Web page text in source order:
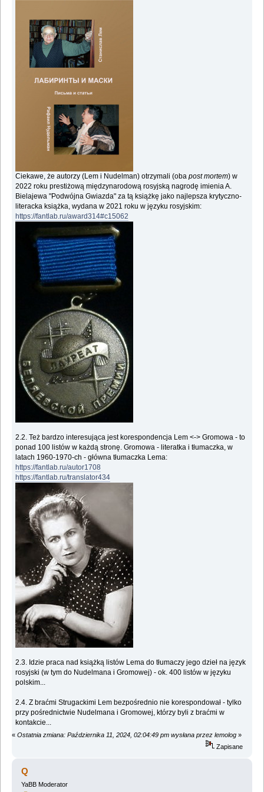
Ciekawe, że autorzy (Lem i Nudelman) otrzymali (obapost mortem) w
2022 roku prestiżową międzynarodową rosyjską nagrodę imienia A.
Bielajewa "Podwójna Gwiazda" za tą książkę jako najlepsza krytyczno-
literacka książka, wydana w 2021 roku w języku rosyjskim:
https://fantlab.ru/award314#c15062
2.2. Też bardzo interesująca jest korespondencja Lem <-> Gromowa - to
ponad 100 listów w każdą stronę. Gromowa - literatka i tłumaczka, w
latach 1960-1970-ch - główna tłumaczka Lema:
https://fantlab.ru/autor1708
https://fantlab.ru/translator434
2.3. Idzie praca nad książką listów Lema do tłumaczy jego dzieł na język
rosyjski (w tym do Nudelmana i Gromowej) - ok. 400 listów w języku
polskim...
2.4. Z braćmi Strugackimi Lem bezpośrednio nie korespondował - tylko
przy pośrednictwie Nudelmana i Gromowej, którzy byli z braćmi w
kontakcie...
« Ostatnia zmiana: Października 11, 2024, 02:04:49 pm wysłana przez lemolog »
Zapisane
Q
YaBB Moderator